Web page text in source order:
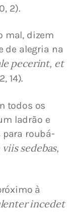
2).
mal, dizem
de alegria na
pecerint, et
14).
todos os
ladrão e
roubá-
viis sedebas,
à
incedet